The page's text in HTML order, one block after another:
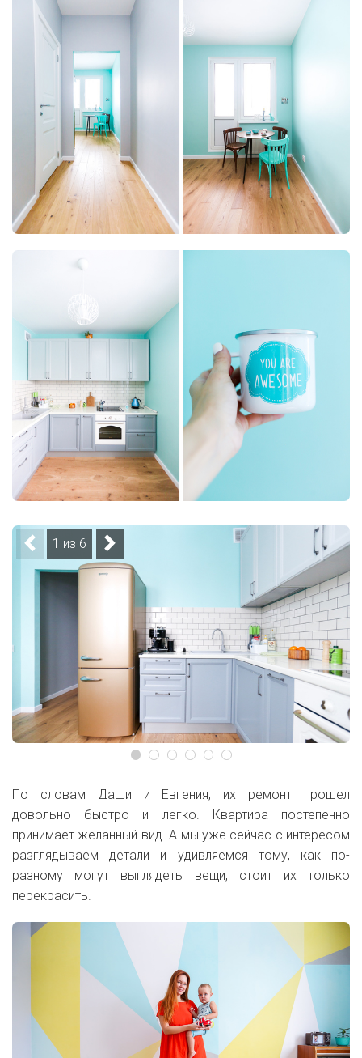
1 из 6
По словам Даши и Евгения, их ремонт прошел
довольно быстро и легко. Квартира постепенно
принимает желанный вид. А мы уже сейчас с интересом
разглядываем детали и удивляемся тому, как по-
разному могут выглядеть вещи, стоит их только
перекрасить.